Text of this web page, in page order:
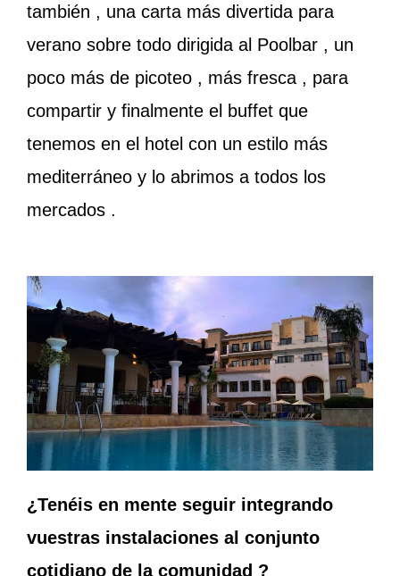
también , una carta más divertida para
verano sobre todo dirigida al Poolbar , un
poco más de picoteo , más fresca , para
compartir y finalmente el buffet que
tenemos en el hotel con un estilo más
mediterráneo y lo abrimos a todos los
mercados .
¿Tenéis en mente seguir integrando
vuestras instalaciones al conjunto
cotidiano de la comunidad ?